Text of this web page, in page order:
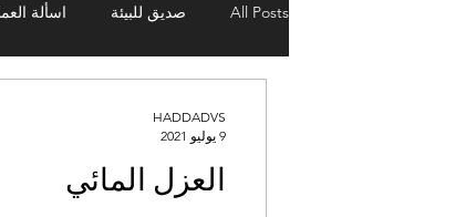
All Posts صديق للبيئة اسألة
العزل المائي
HADDADVS
9 يوليو 2021